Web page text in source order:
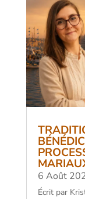
6 Août
Écrit par